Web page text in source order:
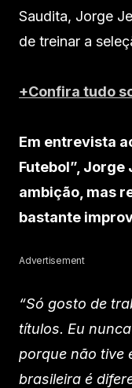
Saudita, Jorge
de treinar a
+Confira tudo
Em entrevista
Futebol”, Jorge
ambição, mas
bastante
Advertisement
“Só gosto de
títulos. Eu
porque não tive
brasileira é